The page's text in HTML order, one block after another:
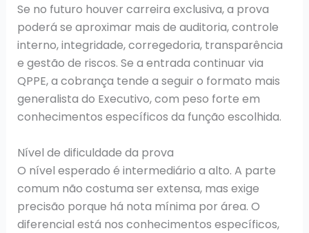
Se no futuro houver carreira exclusiva, a prova
poderá se aproximar mais de auditoria, controle
interno, integridade, corregedoria, transparência
e gestão de riscos. Se a entrada continuar via
QPPE, a cobrança tende a seguir o formato mais
generalista do Executivo, com peso forte em
conhecimentos específicos da função escolhida.
Nível de dificuldade da prova
O nível esperado é intermediário a alto. A parte
comum não costuma ser extensa, mas exige
precisão porque há nota mínima por área. O
diferencial está nos conhecimentos específicos,